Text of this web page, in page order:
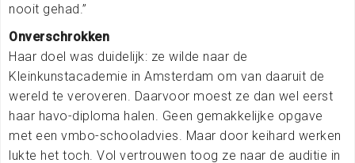
nooit gehad.”
Onverschrokken
Haar doel was duidelijk: ze wilde naar de
Kleinkunstacademie in Amsterdam om van daaruit de
wereld te veroveren. Daarvoor moest ze dan wel eerst
haar havo-diploma halen. Geen gemakkelijke opgave
met een vmbo-schooladvies. Maar door keihard werken
lukte het toch. Vol vertrouwen toog ze naar de auditie in